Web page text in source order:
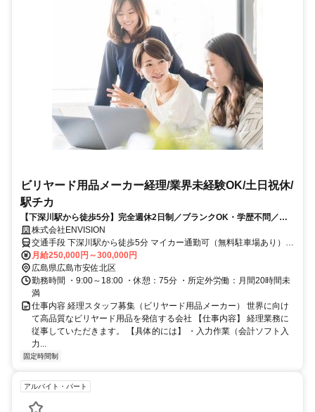
ビリヤード用品メーカー経理/業界未経験OK/土日祝休/
駅チカ
【下深川駅から徒歩5分】完全週休2日制／ブランクOK・学歴不問／無
料駐車場あり・マイカー通勤OK／賞与年2回／グローバルな企業で成長
もできる！
株式会社ENVISION
交通手段 下深川駅から徒歩5分 マイカー通勤可（無料駐車場あり）
【最寄り駅】 ・ＪＲ芸備線「下深川駅」
月給250,000円～300,000円
広島県広島市安佐北区
勤務時間 ・9:00～18:00 ・休憩：75分 ・所定外労働：月間20時間未
満
仕事内容 経理スタッフ募集（ビリヤード用品メーカー） 世界に向け
て高品質なビリヤード用品を発信する会社 【仕事内容】 経理業務に
従事していただきます。 【具体的には】 ・入力作業（会計ソフト入
力...
固定時間制
アルバイト・パート